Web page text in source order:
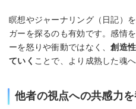
瞑想やジャーナリング（日記）
ガーを探るのも有効です。感情
ーを怒りや衝動ではなく、創造
ていく ことで、より成熟した魂
他者の視点への共感力を